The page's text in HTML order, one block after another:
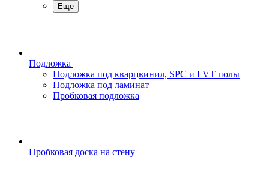
Еще
Подложка
Подложка под кварцвинил, SPC и LVT полы
Подложка под ламинат
Пробковая подложка
Пробковая доска на стену